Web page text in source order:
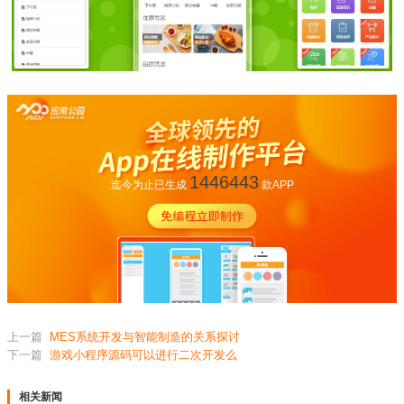
迄今为止已生成 1446443款APP
上一篇
MES系统开发与智能制造的关系探讨
下一篇 游戏小程序源码可以进行二次开发么
相关新闻